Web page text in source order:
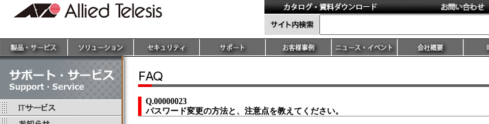
Q.00000023
パスワード変更の方法と、注意点を教えてください。